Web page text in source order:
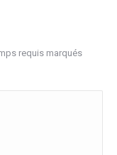
requis marqués